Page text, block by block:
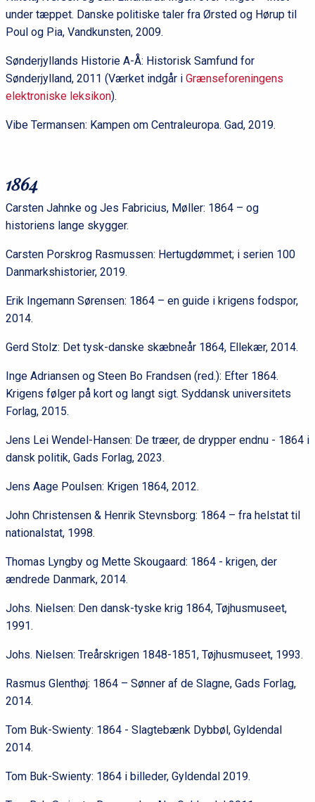
under tæppet. Danske politiske taler fra Ørsted og Hørup til
Poul og Pia, Vandkunsten, 2009.
Sønderjyllands Historie A-Å: Historisk Samfund for
Sønderjylland, 2011 (Værket indgår i Grænseforeningens
elektroniske leksikon).
Vibe Termansen: Kampen om Centraleuropa. Gad, 2019.
1864
Carsten Jahnke og Jes Fabricius, Møller: 1864 – og
historiens lange skygger.
Carsten Porskrog Rasmussen: Hertugdømmet; i serien 100
Danmarkshistorier, 2019.
Erik Ingemann Sørensen: 1864 – en guide i krigens fodspor,
2014.
Gerd Stolz: Det tysk-danske skæbneår 1864, Ellekær, 2014.
Inge Adriansen og Steen Bo Frandsen (red.): Efter 1864.
Krigens følger på kort og langt sigt. Syddansk universitets
Forlag, 2015.
Jens Lei Wendel-Hansen: De træer, de drypper endnu - 1864 i
dansk politik, Gads Forlag, 2023.
Jens Aage Poulsen: Krigen 1864, 2012.
John Christensen & Henrik Stevnsborg: 1864 – fra helstat til
nationalstat, 1998.
Thomas Lyngby og Mette Skougaard: 1864 - krigen, der
ændrede Danmark, 2014.
Johs. Nielsen: Den dansk-tyske krig 1864, Tøjhusmuseet,
1991.
Johs. Nielsen: Treårskrigen 1848-1851, Tøjhusmuseet, 1993.
Rasmus Glenthøj: 1864 – Sønner af de Slagne, Gads Forlag,
2014.
Tom Buk-Swienty: 1864 - Slagtebænk Dybbøl, Gyldendal
2014.
Tom Buk-Swienty: 1864 i billeder, Gyldendal 2019.